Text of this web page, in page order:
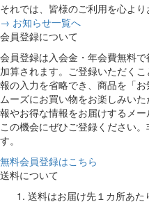
それでは、皆様のご利用を心より
→ お知らせ一覧へ
会員登録について
会員登録は入会金・年会費無料
加算されます。ご登録いただく
報の入力を省略でき、商品を「
ムーズにお買い物をお楽しみい
報やお得な情報をお届けするメー
この機会にぜひご登録ください
す。
無料会員登録はこちら
送料について
送料はお届け先１カ所あた